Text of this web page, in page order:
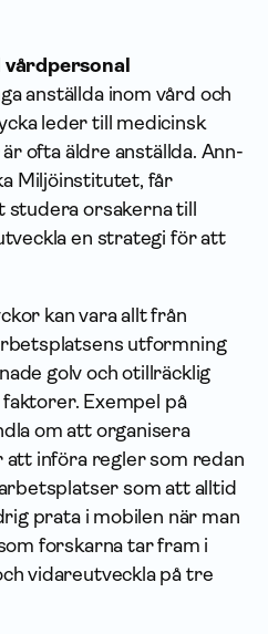
anställda inom vård och
leder till medicinsk
ofta äldre anställda. Ann-
Miljöinstitutet, får
orsakerna till
en strategi för att
kan vara allt från
utformning
golv och otillräcklig
Exempel på
om att organisera
införa regler som redan
som att alltid
prata i mobilen när man
forskarna tar fram i
vidareutveckla på tre